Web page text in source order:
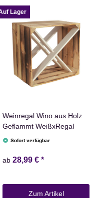
Lager
Weinregal Wino aus Holz
Geflammt WeißxRegal
Sofort verfügbar
ab 28,99 € *
Zum Artikel